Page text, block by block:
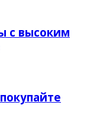
с высоким